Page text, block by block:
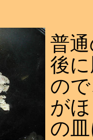
普
後
の
が
の